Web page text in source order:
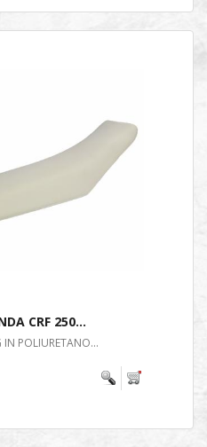
CRF 250...
IN POLIURETANO...